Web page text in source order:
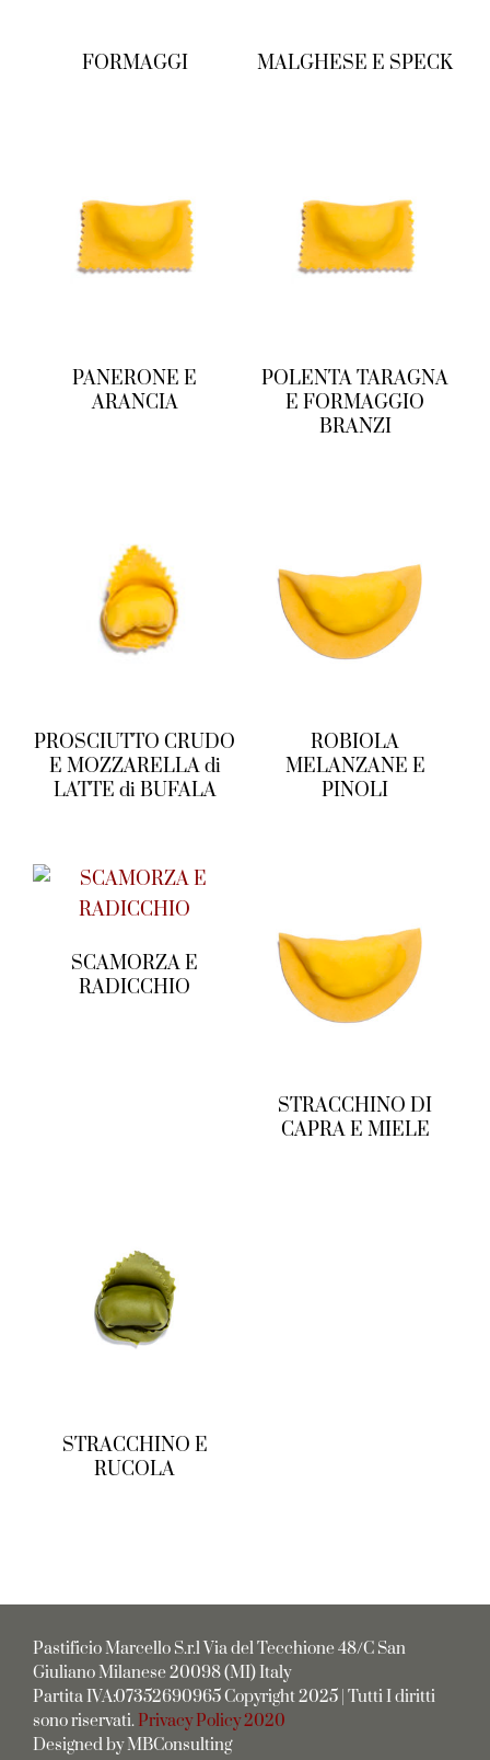
FORMAGGI MALGHESE E SPECK
PANERONE E
ARANCIA
POLENTA TARAGNA
E FORMAGGIO
BRANZI
PROSCIUTTO CRUDO
E MOZZARELLA di
LATTE di BUFALA
ROBIOLA
MELANZANE E
PINOLI
SCAMORZA E
RADICCHIO
STRACCHINO DI
CAPRA E MIELE
STRACCHINO E
RUCOLA
Pastificio Marcello S.r.l Via del Tecchione 48/C San
Giuliano Milanese 20098 (MI) Italy
Partita IVA:07352690965 Copyright 2025 | Tutti I diritti
sono riservati. Privacy Policy 2020
Designed by MBConsulting